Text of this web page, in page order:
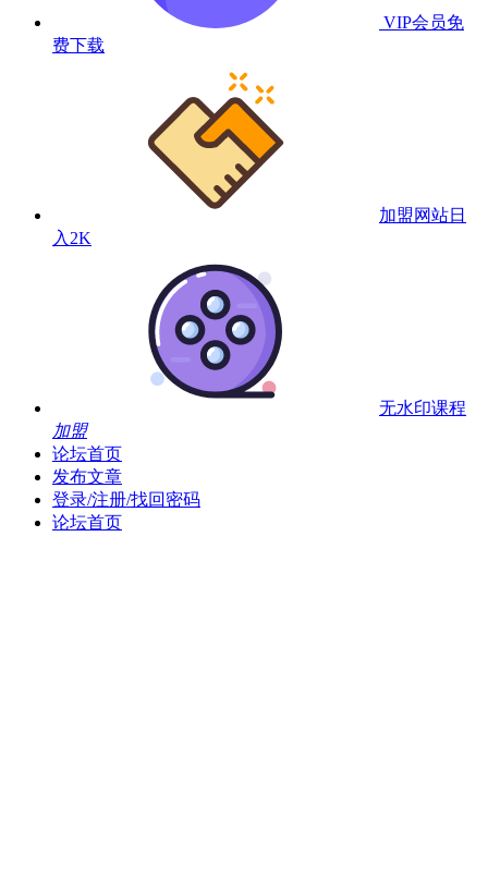
VIP会员免
费下载
加盟网站日
入2K
无水印课程
加盟
论坛首页
发布文章
登录/注册/找回密码
论坛首页